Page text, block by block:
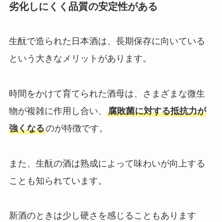
劣化しにくく品質の安定性がある
生酛で造られた日本酒は、長期保存に向いている
という大きなメリットがあります。
時間をかけて育てられた酒母は、さまざまな微生
物が複雑に作用し合い、 腐敗菌に対する抵抗力が
強くなるのが特徴です。
また、生酛の酒は熟成によって味わいが向上する
ことも知られています。
新酒のときは少し硬さを感じることもあります